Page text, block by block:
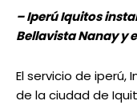
– Iperú Iquitos
Bellavista Nanay y
El servicio de iperú,
de la ciudad de